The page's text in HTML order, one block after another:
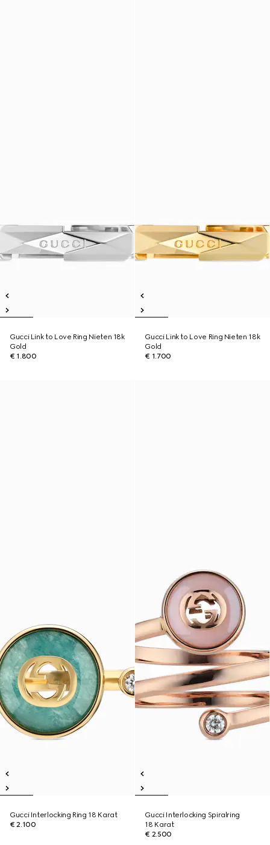
Gucci Link to Love Ring Nieten 18k
Gold
€ 1.800
Gucci Link to Love Ring Nieten 18k
Gold
€ 1.700
Gucci Interlocking Ring 18 Karat
€ 2.100
Gucci Interlocking Spiralring
18 Karat
€ 2.500